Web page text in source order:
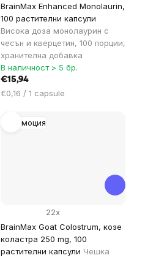
BrainMax Enhanced Monolaurin,
100 растителни капсули
Висока доза монолаурин с
чесън и кверцетин, 100 порции,
хранителна добавка
В наличност > 5 бр.
€15,94
Цена
мярка:
€0,16 / 1 capsule
Промоция
BrainMax Goat Colostrum, козе
коластра 250 mg, 100
растителни капсули Чешка
22x